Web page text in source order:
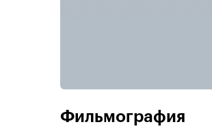
Фильмография